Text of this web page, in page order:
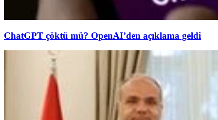
ChatGPT çöktü mü? OpenAI’den açıklama geldi